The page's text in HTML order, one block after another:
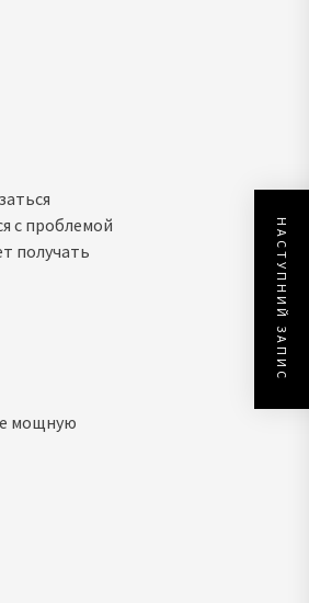
с проблемой
получать
мощную
НАСТУПНИЙ ЗАПИС